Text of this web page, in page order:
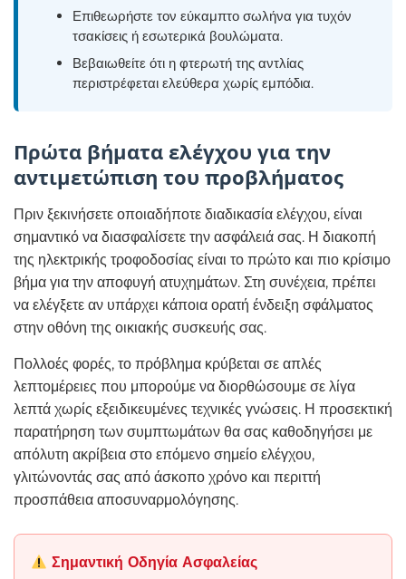
Επιθεωρήστε τον εύκαμπτο σωλήνα για τυχόν
τσακίσεις ή εσωτερικά βουλώματα.
Βεβαιωθείτε ότι η φτερωτή της αντλίας
περιστρέφεται ελεύθερα χωρίς εμπόδια.
Πρώτα βήματα ελέγχου για την
αντιμετώπιση του προβλήματος
Πριν ξεκινήσετε οποιαδήποτε διαδικασία ελέγχου, είναι
σημαντικό να διασφαλίσετε την ασφάλειά σας. Η διακοπή
της ηλεκτρικής τροφοδοσίας είναι το πρώτο και πιο κρίσιμο
βήμα για την αποφυγή ατυχημάτων. Στη συνέχεια, πρέπει
να ελέγξετε αν υπάρχει κάποια ορατή ένδειξη σφάλματος
στην οθόνη της οικιακής συσκευής σας.
Πολλοές φορές, το πρόβλημα κρύβεται σε απλές
λεπτομέρειες που μπορούμε να διορθώσουμε σε λίγα
λεπτά χωρίς εξειδικευμένες τεχνικές γνώσεις. Η προσεκτική
παρατήρηση των συμπτωμάτων θα σας καθοδηγήσει με
απόλυτη ακρίβεια στο επόμενο σημείο ελέγχου,
γλιτώνοντάς σας από άσκοπο χρόνο και περιττή
προσπάθεια αποσυναρμολόγησης.
Σημαντική Οδηγία Ασφαλείας